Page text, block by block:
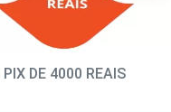
PIX DE 4000 REAIS